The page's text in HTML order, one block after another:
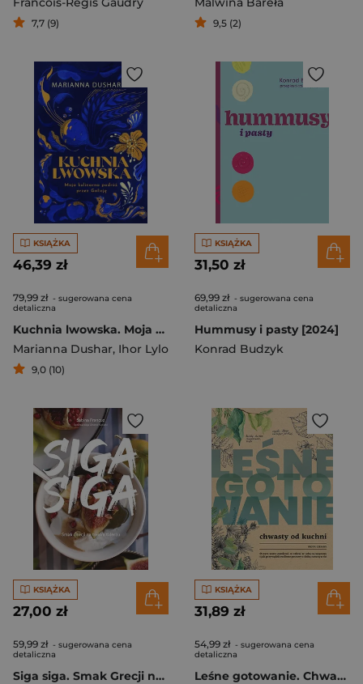
7,7 (9) 9,5 (2)
KSIĄŻKA
46,39 zł
79,99 zł - sugerowana cena
detaliczna
Kuchnia lwowska. Moja kulinarna podróż przez Galicję
Marianna Dushar, Ihor Lylo
9,0 (10)
KSIĄŻKA
31,50 zł
69,99 zł - sugerowana cena
detaliczna
Hummusy i pasty [2024]
Konrad Budzyk
KSIĄŻKA
27,00 zł
59,99 zł - sugerowana cena
detaliczna
Siga siga. Smak Grecji na twoim talerzu
KSIĄŻKA
31,89 zł
54,99 zł - sugerowana cena
detaliczna
Leśne gotowanie. Chwasty od kuchni